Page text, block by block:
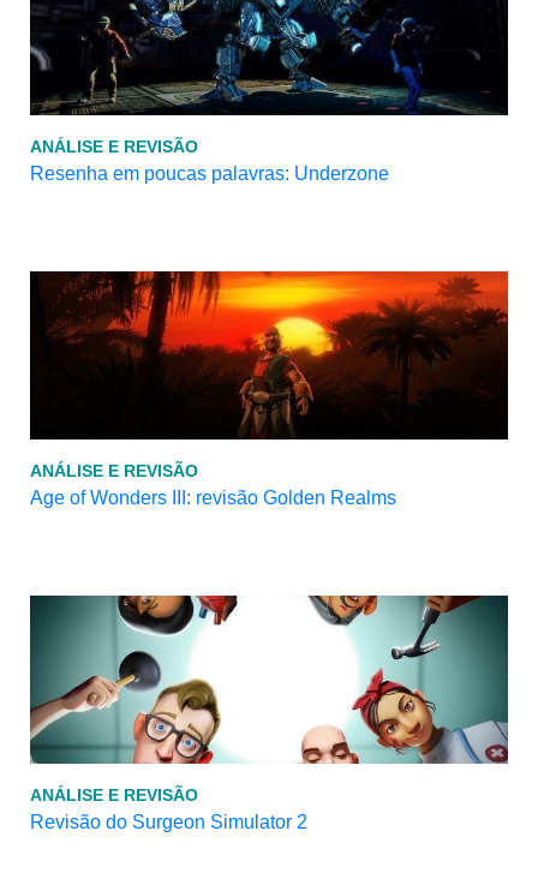
ANÁLISE E REVISÃO
Resenha em poucas palavras: Underzone
ANÁLISE E REVISÃO
Age of Wonders III: revisão Golden Realms
ANÁLISE E REVISÃO
Revisão do Surgeon Simulator 2